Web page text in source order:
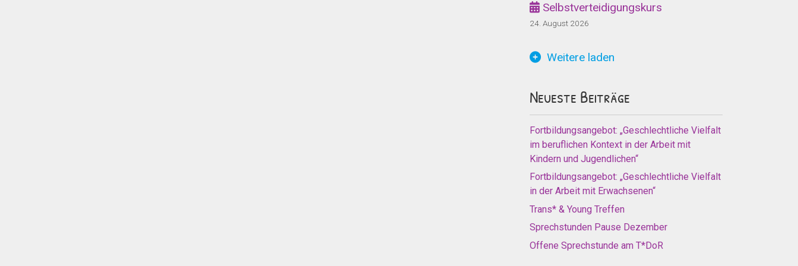
Selbstverteidigungskurs
24. August 2026
Weitere laden
Neueste Beiträge
Fortbildungsangebot: „Geschlechtliche Vielfalt
im beruflichen Kontext in der Arbeit mit
Kindern und Jugendlichen“
Fortbildungsangebot: „Geschlechtliche Vielfalt
in der Arbeit mit Erwachsenen“
Trans* & Young Treffen
Sprechstunden Pause Dezember
Offene Sprechstunde am T*DoR